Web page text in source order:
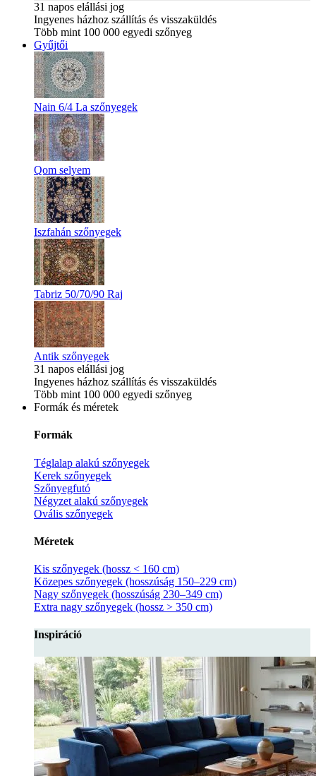
31 napos elállási jog
Ingyenes házhoz szállítás és visszaküldés
Több mint 100 000 egyedi szőnyeg
Gyűjtői
Nain 6/4 La szőnyegek
Qom selyem
Iszfahán szőnyegek
Tabriz 50/70/90 Raj
Antik szőnyegek
31 napos elállási jog
Ingyenes házhoz szállítás és visszaküldés
Több mint 100 000 egyedi szőnyeg
Formák és méretek
Formák
Téglalap alakú szőnyegek
Kerek szőnyegek
Szőnyegfutó
Négyzet alakú szőnyegek
Ovális szőnyegek
Méretek
Kis szőnyegek (hossz < 160 cm)
Közepes szőnyegek (hosszúság 150–229 cm)
Nagy szőnyegek (hosszúság 230–349 cm)
Extra nagy szőnyegek (hossz > 350 cm)
Inspiráció